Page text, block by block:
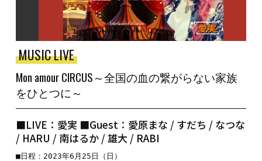
MUSIC LIVE
Mon amour CIRCUS～全国の血の繋がらない家族
をひとつに～
■LIVE：愛実 ■Guest：愛原まな / すだち / なつな
/ HARU / 南はるか / 雄大 / RABI
■日程：2023年6月25日（日）